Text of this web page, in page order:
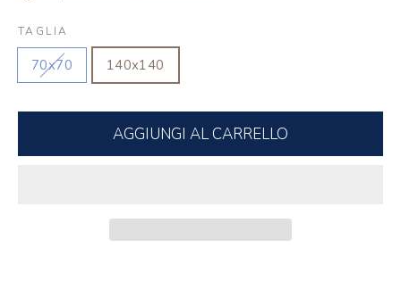
TAGLIA
70x70 140x140
AGGIUNGI AL CARRELLO